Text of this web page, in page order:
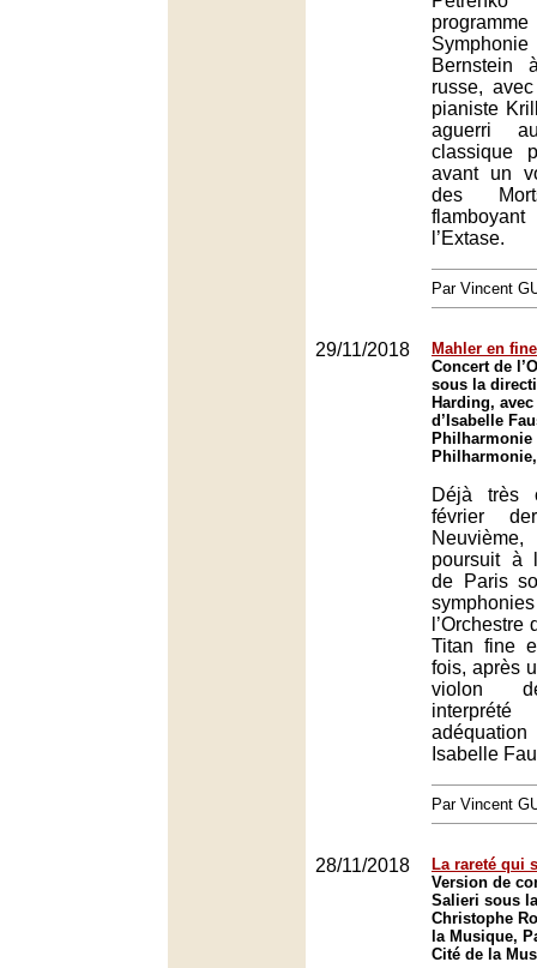
Bernstein
russe,
pianiste
aguerri
classique
avant un
des
l’Extase.
Par Vincent
29/11/2018
Mahler en
Concert de
sous la
Harding,
d’Isabelle
Philharmonie
Déjà très
février
poursuit à
de Paris
Titan fine
fois, après
violon
Isabelle
Par Vincent
28/11/2018
La rareté qui
Version de
Salieri sous
Christophe
la Musique,
Cité de la